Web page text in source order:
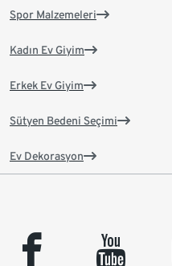
Spor Malzemeleri
Kadın Ev Giyim
Erkek Ev Giyim
Sütyen Bedeni Seçimi
Ev Dekorasyon
facebook youtube